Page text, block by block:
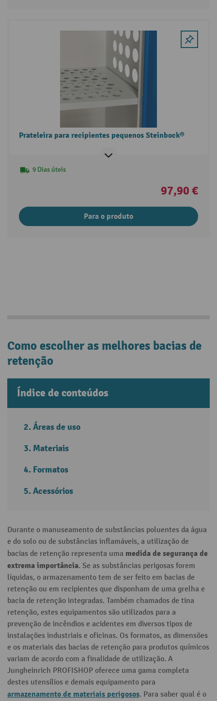
Prateleira para recipientes pequenos Steinbock®
9 Dias úteis
97,90 €
Para o produto
Como escolher as melhores bacias de
retenção
Índice de conteúdos
Áreas de uso
Materiais
Formatos
Acessórios
Durante o manuseamento de substâncias poluentes da água
e do solo ou de substâncias inflamáveis, a utilização de
bacias de retenção representa uma medida de segurança de
extrema importância. Se as substâncias perigosas forem
líquidas, o armazenamento tem de ser feito em bacias de
retenção ou em recipientes que disponham de uma grelha e
bacia de retenção integradas. Também chamados de tina
retenção, estes equipamentos são utilizados para a
prevenção de incêndios e acidentes em diversos tipos de
instalações industriais e oficinas. Os formatos, as dimensões
e os materiais das bacias de retenção para produtos químicos
variam de acordo com a finalidade de utilização. A
Jungheinrich PROFISHOP oferece uma gama completa
destes utensílios e demais equipamento para
armazenamento de materiais perigosos. Para saber qual é o